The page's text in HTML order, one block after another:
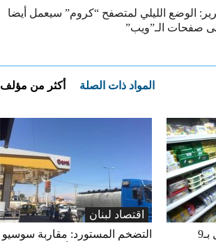
الوضع الليلي لمتصفح “كروم” سيعمل أيضا
صفحات الـ”ويب”
المواد ذات الصلة أكثر من مؤلف
اقتصاد لبنان
التضخم المستورد: مقاربة سوسيو
«الاقتصاد» تعلّق التداول بـ9